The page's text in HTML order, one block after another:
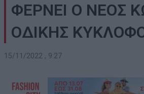
ΦΕΡΝΕΙ Ο ΝΕΟΣ
ΟΔΙΚΗΣ
15/11/2022 , 9:27